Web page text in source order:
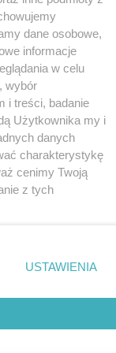
dane osobowe,
informacje
w celu
wybór
i treści, badanie
Użytkownika my i
danych
charakterystykę
cenimy Twoją
z tych
USTAWIENIA